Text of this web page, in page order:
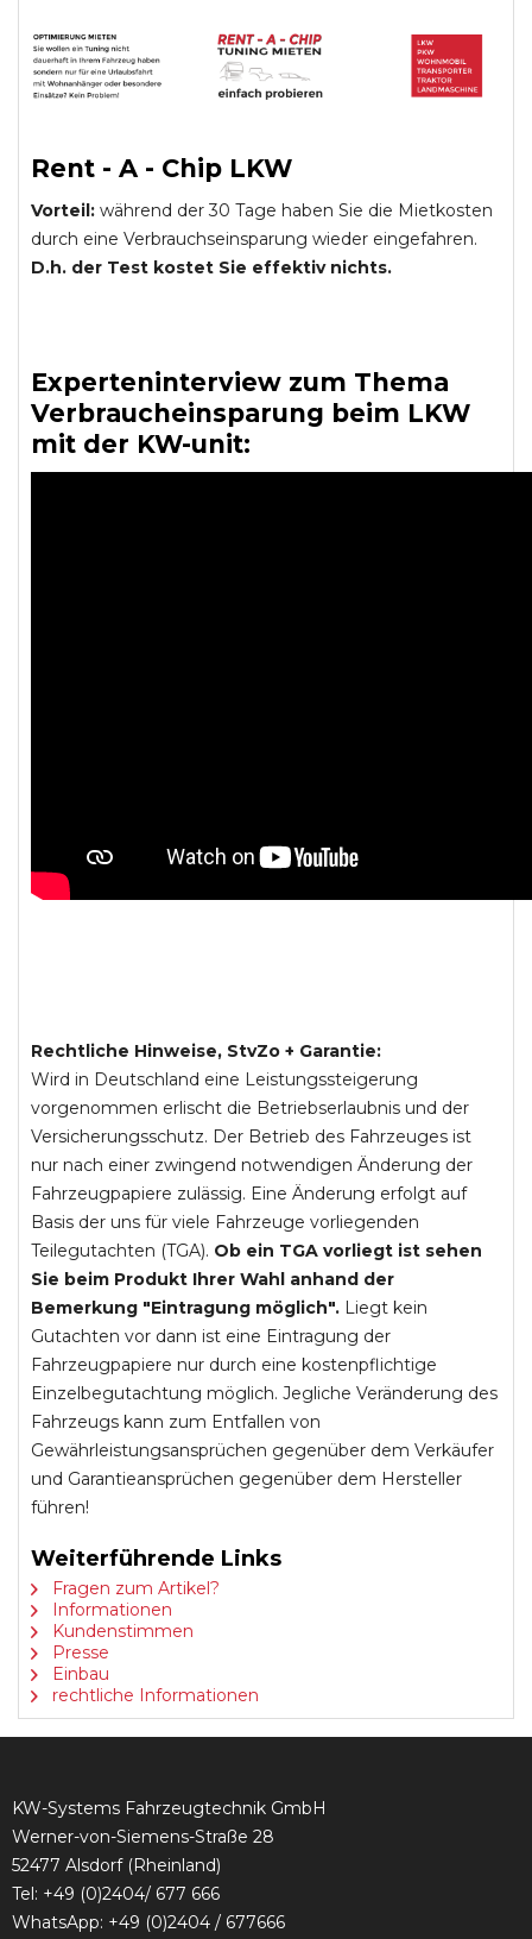
Rent - A - Chip LKW
Vorteil: während der 30 Tage haben Sie die Mietkosten
durch eine Verbrauchseinsparung wieder eingefahren.
D.h. der Test kostet Sie effektiv nichts.
Experteninterview zum Thema
Verbraucheinsparung beim LKW
mit der KW-unit:
Rechtliche Hinweise, StvZo + Garantie:
Wird in Deutschland eine Leistungssteigerung
vorgenommen erlischt die Betriebserlaubnis und der
Versicherungsschutz. Der Betrieb des Fahrzeuges ist
nur nach einer zwingend notwendigen Änderung der
Fahrzeugpapiere zulässig. Eine Änderung erfolgt auf
Basis der uns für viele Fahrzeuge vorliegenden
Teilegutachten (TGA). Ob ein TGA vorliegt ist sehen
Sie beim Produkt Ihrer Wahl anhand der
Bemerkung "Eintragung möglich". Liegt kein
Gutachten vor dann ist eine Eintragung der
Fahrzeugpapiere nur durch eine kostenpflichtige
Einzelbegutachtung möglich. Jegliche Veränderung des
Fahrzeugs kann zum Entfallen von
Gewährleistungsansprüchen gegenüber dem Verkäufer
und Garantieansprüchen gegenüber dem Hersteller
führen!
Weiterführende Links
Fragen zum Artikel?
Informationen
Kundenstimmen
Presse
Einbau
rechtliche Informationen
KW-Systems Fahrzeugtechnik GmbH
Werner-von-Siemens-Straße 28
52477 Alsdorf (Rheinland)
Tel: +49 (0)2404/ 677 666
WhatsApp: +49 (0)2404 / 677666